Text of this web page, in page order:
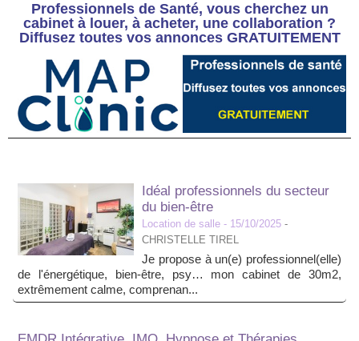
Professionnels de Santé, vous cherchez un
cabinet à louer, à acheter, une collaboration ?
Diffusez toutes vos annonces GRATUITEMENT
Idéal professionnels du secteur
du bien-être
Location de salle - 15/10/2025 -
CHRISTELLE TIREL
Je propose à un(e) professionnel(elle)
de l'énergétique, bien-être, psy… mon cabinet de 30m2,
extrêmement calme, comprenan...